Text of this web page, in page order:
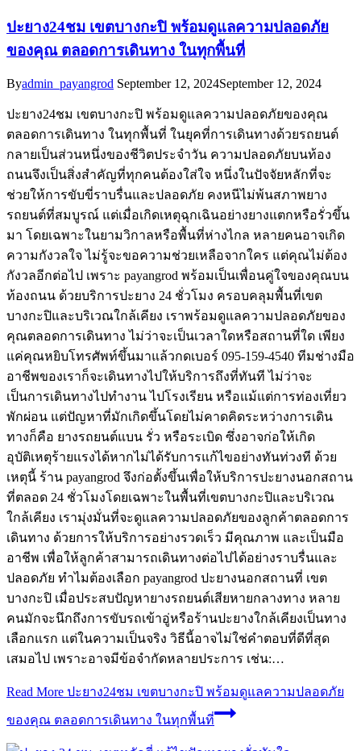
ปะยาง24ชม เขตบางกะปิ พร้อมดูแลความปลอดภัย
ของคุณ ตลอดการเดินทาง ในทุกพื้นที่
Byadmin_payangrod September 12, 2024September 12, 2024
ปะยาง24ชม เขตบางกะปิ พร้อมดูแลความปลอดภัยของคุณ
ตลอดการเดินทาง ในทุกพื้นที่ ในยุคที่การเดินทางด้วยรถยนต์
กลายเป็นส่วนหนึ่งของชีวิตประจําวัน ความปลอดภัยบนท้อง
ถนนจึงเป็นสิ่งสําคัญที่ทุกคนต้องใส่ใจ หนึ่งในปัจจัยหลักที่จะ
ช่วยให้การขับขี่ราบรื่นและปลอดภัย คงหนีไม่พ้นสภาพยาง
รถยนต์ที่สมบูรณ์ แต่เมื่อเกิดเหตุฉุกเฉินอย่างยางแตกหรือรั่วขึ้น
มา โดยเฉพาะในยามวิกาลหรือพื้นที่ห่างไกล หลายคนอาจเกิด
ความกังวลใจ ไม่รู้จะขอความช่วยเหลือจากใคร แต่คุณไม่ต้อง
กังวลอีกต่อไป เพราะ payangrod พร้อมเป็นเพื่อนคู่ใจของคุณบน
ท้องถนน ด้วยบริการปะยาง 24 ชั่วโมง ครอบคลุมพื้นที่เขต
บางกะปิและบริเวณใกล้เคียง เราพร้อมดูแลความปลอดภัยของ
คุณตลอดการเดินทาง ไม่ว่าจะเป็นเวลาใดหรือสถานที่ใด เพียง
แค่คุณหยิบโทรศัพท์ขึ้นมาแล้วกดเบอร์ 095-159-4540 ทีมช่างมือ
อาชีพของเราก็จะเดินทางไปให้บริการถึงที่ทันที ไม่ว่าจะ
เป็นการเดินทางไปทำงาน ไปโรงเรียน หรือแม้แต่การท่องเที่ยว
พักผ่อน แต่ปัญหาที่มักเกิดขึ้นโดยไม่คาดคิดระหว่างการเดิน
ทางก็คือ ยางรถยนต์แบน รั่ว หรือระเบิด ซึ่งอาจก่อให้เกิด
อุบัติเหตุร้ายแรงได้หากไม่ได้รับการแก้ไขอย่างทันท่วงที ด้วย
เหตุนี้ ร้าน payangrod จึงก่อตั้งขึ้นเพื่อให้บริการปะยางนอกสถาน
ที่ตลอด 24 ชั่วโมงโดยเฉพาะในพื้นที่เขตบางกะปิและบริเวณ
ใกล้เคียง เรามุ่งมั่นที่จะดูแลความปลอดภัยของลูกค้าตลอดการ
เดินทาง ด้วยการให้บริการอย่างรวดเร็ว มีคุณภาพ และเป็นมือ
อาชีพ เพื่อให้ลูกค้าสามารถเดินทางต่อไปได้อย่างราบรื่นและ
ปลอดภัย ทําไมต้องเลือก payangrod ปะยางนอกสถานที่ เขต
บางกะปิ เมื่อประสบปัญหายางรถยนต์เสียหายกลางทาง หลาย
คนมักจะนึกถึงการขับรถเข้าอู่หรือร้านปะยางใกล้เคียงเป็นทาง
เลือกแรก แต่ในความเป็นจริง วิธีนี้อาจไม่ใช่คําตอบที่ดีที่สุด
เสมอไป เพราะอาจมีข้อจํากัดหลายประการ เช่น:…
Read More ปะยาง24ชม เขตบางกะปิ พร้อมดูแลความปลอดภัย
ของคุณ ตลอดการเดินทาง ในทุกพื้นที่